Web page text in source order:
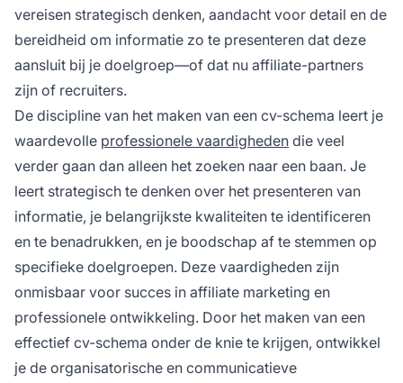
vereisen strategisch denken, aandacht voor detail en de
bereidheid om informatie zo te presenteren dat deze
aansluit bij je doelgroep—of dat nu affiliate-partners
zijn of recruiters.
De discipline van het maken van een cv-schema leert je
waardevolle professionele vaardigheden die veel
verder gaan dan alleen het zoeken naar een baan. Je
leert strategisch te denken over het presenteren van
informatie, je belangrijkste kwaliteiten te identificeren
en te benadrukken, en je boodschap af te stemmen op
specifieke doelgroepen. Deze vaardigheden zijn
onmisbaar voor succes in affiliate marketing en
professionele ontwikkeling. Door het maken van een
effectief cv-schema onder de knie te krijgen, ontwikkel
je de organisatorische en communicatieve